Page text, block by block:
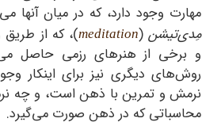
مهارت وجود دارد، که در میان آنها
مِدی‌تیشن(
meditation)، که از
و برخی از هنرهای رزمی حاصل
روش‌های دیگری نیز برای اینکار
نرمش و تمرین با ذهن است، و چه
محاسباتی که در ذهن صورت می‌گیرد.